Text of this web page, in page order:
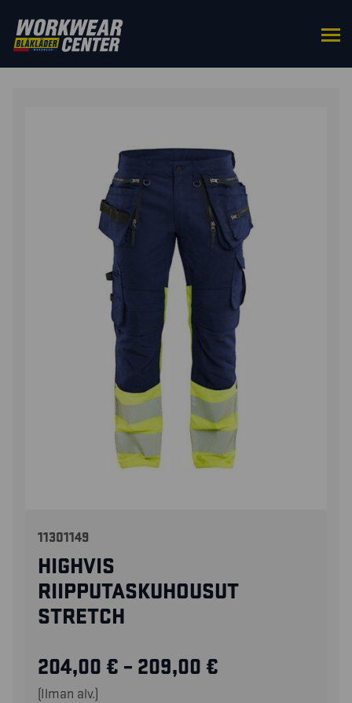
ETUSIVU/ALAOSAT
11301149
HIGHVIS
RIIPPUTASKUHOUSUT
STRETCH
204,00 € – 209,00 €
(Ilman alv.)